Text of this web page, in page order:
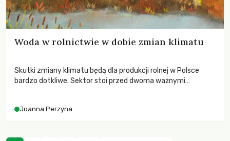
Woda w rolnictwie w dobie zmian klimatu
Skutki zmiany klimatu będą dla produkcji rolnej w Polsce
bardzo dotkliwe. Sektor stoi przed dwoma ważnymi
zachodzących zmian klimatycznych. Wymagać to będzie
Joanna Perzyna